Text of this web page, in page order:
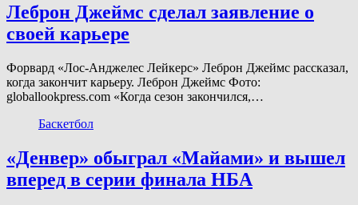
Леброн Джеймс сделал заявление о
своей карьере
Форвард «Лос-Анджелес Лейкерс» Леброн Джеймс рассказал,
когда закончит карьеру. Леброн Джеймс Фото:
globallookpress.com «Когда сезон закончился,…
Баскетбол
«Денвер» обыграл «Майами» и вышел
вперед в серии финала НБА